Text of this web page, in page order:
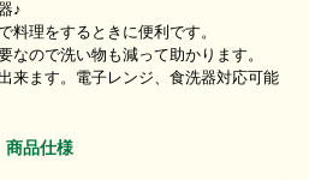
♪
料理をするときに便利です。
なので洗い物も減って助かります。
来ます。電子レンジ、食洗器対応可能
商品仕様